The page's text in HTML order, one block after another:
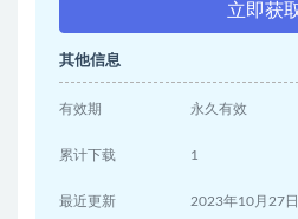
立即获
其他信息
有效期 永久有效
累计下载 1
最近更新 2023年10月27日